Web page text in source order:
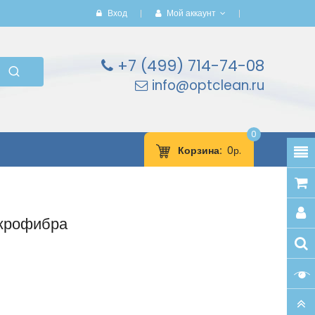
Вход Мой аккаунт
+7 (499) 714-74-08
info@optclean.ru
Корзина
0
0р.